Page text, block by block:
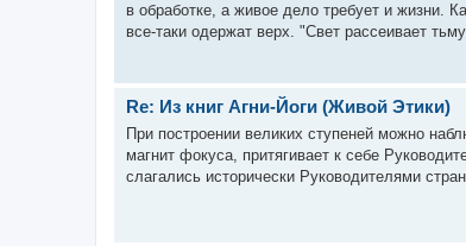
в обработке, а живое дело требует и жизни.
все-таки одержат верх. "Свет рассеивает
Re: Из книг Агни-Йоги (Живой Этики)
При построении великих ступеней можно
магнит фокуса, притягивает к себе
слагались исторически Руководителями